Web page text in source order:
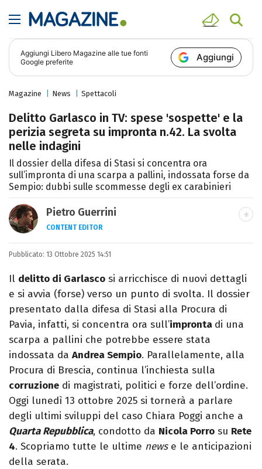
Aggiungi Libero Magazine alle tue fonti
Google preferite
Aggiungi
Magazine News Spettacoli
Delitto Garlasco in TV: spese 'sospette' e la
perizia segreta su impronta n.42. La svolta
nelle indagini
Il dossier della difesa di Stasi si concentra ora
sull’impronta di una scarpa a pallini, indossata forse da
Sempio: dubbi sulle scommesse degli ex carabinieri
Pietro Guerrini
CONTENT EDITOR
Laurea in Lettere, smania di viaggi e
Pixar).
Pubblicato: 13 Ottobre 2025 14:51
Il delitto di Garlasco si arricchisce di nuovi dettagli
e si avvia (forse) verso un punto di svolta. Il dossier
presentato dalla difesa di Stasi alla Procura di
Pavia, infatti, si concentra ora sull’impronta di una
scarpa a pallini che potrebbe essere stata
indossata da Andrea Sempio. Parallelamente, alla
Procura di Brescia, continua l’inchiesta sulla
corruzione di magistrati, politici e forze dell’ordine.
Oggi lunedì 13 ottobre 2025 si tornerà a parlare
degli ultimi sviluppi del caso Chiara Poggi anche a
Quarta Repubblica, condotto da Nicola Porro su Rete
4. Scopriamo tutte le ultime newse le anticipazioni
della serata.